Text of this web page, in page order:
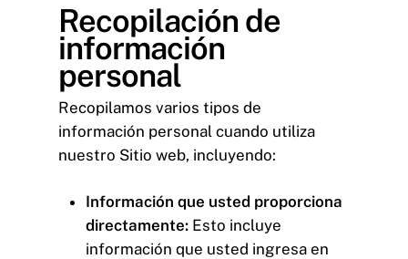
Recopilación de
información
personal
Recopilamos varios tipos de
información personal cuando utiliza
nuestro Sitio web, incluyendo:
Información que usted proporciona
directamente: Esto incluye
información que usted ingresa en